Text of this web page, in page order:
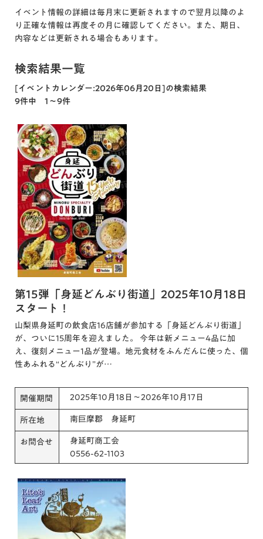
イベント情報の詳細は毎月末に更新されますので翌月以降のよ
り正確な情報は再度その月に確認してください。また、期日、
内容などは更新される場合もあります。
検索結果一覧
[イベントカレンダー:2026年06月20日]の検索結果
9件中 1～9件
第15弾「身延どんぶり街道」2025年10月18日
スタート！
山梨県身延町の飲食店16店舗が参加する「身延どんぶり街道」
が、ついに15周年を迎えました。 今年は新メニュー4品に加
え、復刻メニュー1品が登場。地元食材をふんだんに使った、個
性あふれる“どんぶり”が…
開催期間 2025年10月18日～2026年10月17日
所在地 南巨摩郡 身延町
お問合せ
身延町商工会
0556-62-1103